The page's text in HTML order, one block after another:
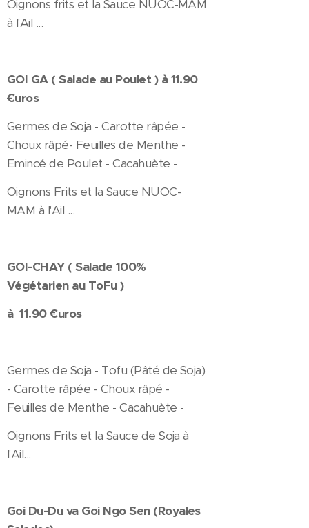
Oignons frits et la Sauce NUOC-MAM
à l'Ail ...
GOI GA ( Salade au Poulet ) à 11.90
€uros
Germes de Soja - Carotte râpée -
Choux râpé- Feuilles de Menthe -
Emincé de Poulet - Cacahuète -
Oignons Frits et la Sauce NUOC-
MAM à l'Ail ...
GOI-CHAY ( Salade 100%
Végétarien au ToFu )
à 11.90 €uros
Germes de Soja - Tofu (Pâté de Soja)
- Carotte râpée - Choux râpé -
Feuilles de Menthe - Cacahuète -
Oignons Frits et la Sauce de Soja à
l'Ail...
Goi Du-Du va Goi Ngo Sen (Royales